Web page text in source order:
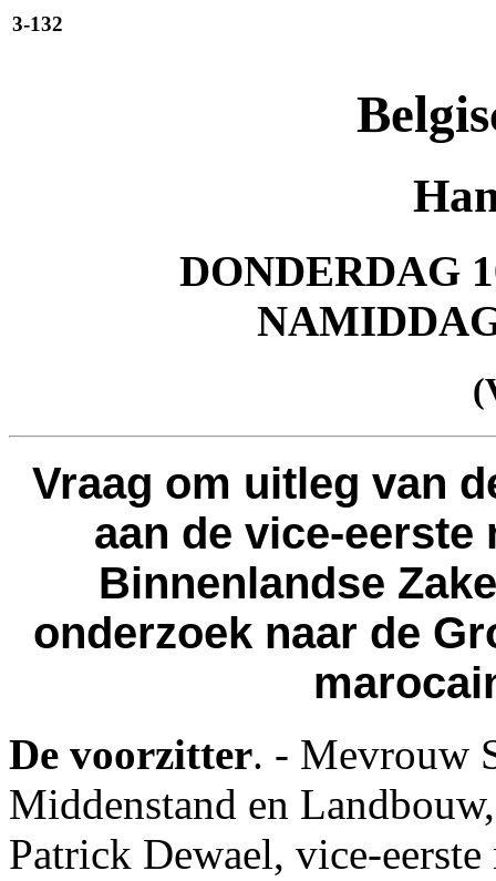
3-132
DONDERDAG
Vraag om uitleg van
aan de vice-
Binnenlandse
onderzoek naar de
De voorzitter. - Mevrouw
Middenstand en
Patrick Dewael, vice-